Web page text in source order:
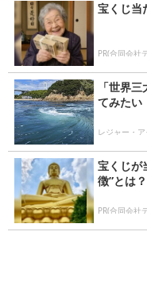
宝くじ当
PR(合同会社
「世界
てみたい
レジャー・
宝くじが
徴”とは？
PR(合同会社